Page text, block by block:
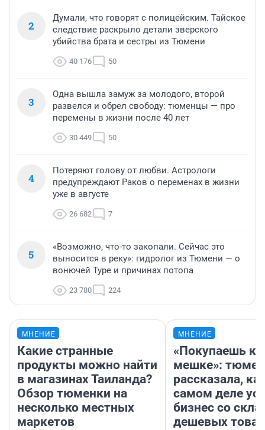
2
Думали, что говорят с полицейским. Тайское
следствие раскрыло детали зверского
убийства брата и сестры из Тюмени
40 176 50
3
Одна вышла замуж за молодого, второй
развелся и обрел свободу: тюменцы — про
перемены в жизни после 40 лет
30 449 50
4
Потеряют голову от любви. Астрологи
предупреждают Раков о переменах в жизни
уже в августе
26 682 7
5
«Возможно, что-то закопали. Сейчас это
выносится в реку»: гидролог из Тюмени — о
вонючей Туре и причинах потопа
23 780 224
МНЕНИЕ
Какие странные
продукты можно найти
в магазинах Таиланда?
Обзор тюменки на
несколько местных
маркетов
МНЕНИЕ
«Покупаешь
мешке»:
рассказала,
самом деле
бизнес со
дешевых